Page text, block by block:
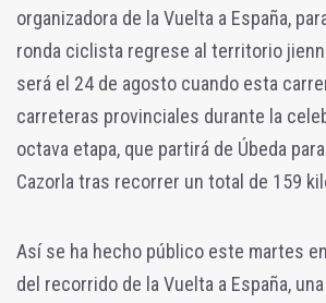
organizadora de la Vuelta a España,
ronda ciclista regrese al territorio
será el 24 de agosto cuando esta
carreteras provinciales durante la
octava etapa, que partirá de Úbeda
Cazorla tras recorrer un total de 159
Así se ha hecho público este martes
del recorrido de la Vuelta a España,